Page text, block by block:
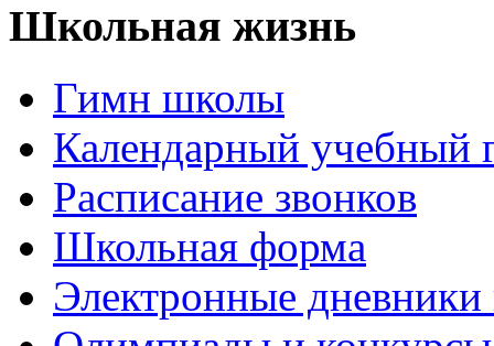
Школьная жизнь
Гимн школы
Календарный учебный
Расписание звонков
Школьная форма
Электронные